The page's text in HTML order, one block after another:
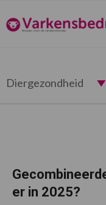
de
hoofdnavigatie
de
hoofd
de
eerste
de
voettekst
Varkensbedrijf.nl
Diergezondheid
er in 2025?